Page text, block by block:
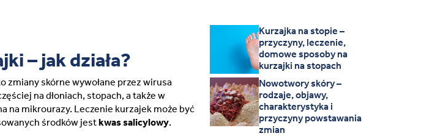
– jak działa?
zmiany skórne wywołane przez wirusa
na dłoniach, stopach, a także w
na mikrourazy. Leczenie kurzajek może być
środków jestkwas salicylowy.
Kurzajka na stopie –
przyczyny, leczenie,
domowe sposoby na
kurzajki na stopach
Nowotwory skóry –
rodzaje, objawy,
charakterystyka i
przyczyny powstawania
zmian
Ireland (Irish)
Italy (Italian)